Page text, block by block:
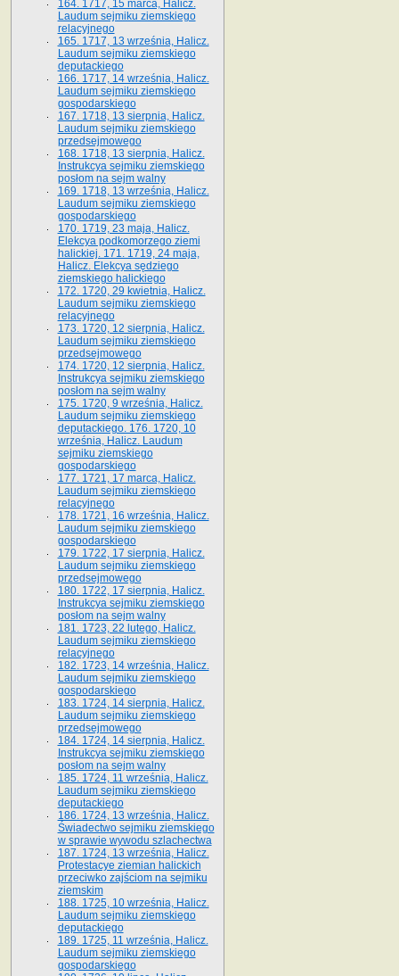
164. 1717, 15 marca, Halicz.
Laudum sejmiku ziemskiego
relacyjnego
165. 1717, 13 września, Halicz.
Laudum sejmiku ziemskiego
deputackiego
166. 1717, 14 września, Halicz.
Laudum sejmiku ziemskiego
gospodarskiego
167. 1718, 13 sierpnia, Halicz.
Laudum sejmiku ziemskiego
przedsejmowego
168. 1718, 13 sierpnia, Halicz.
Instrukcya sejmiku ziemskiego
posłom na sejm walny
169. 1718, 13 września, Halicz.
Laudum sejmiku ziemskiego
gospodarskiego
170. 1719, 23 maja, Halicz.
Elekcya podkomorzego ziemi
halickiej. 171. 1719, 24 maja,
Halicz. Elekcya sędziego
ziemskiego halickiego
172. 1720, 29 kwietnia, Halicz.
Laudum sejmiku ziemskiego
relacyjnego
173. 1720, 12 sierpnia, Halicz.
Laudum sejmiku ziemskiego
przedsejmowego
174. 1720, 12 sierpnia, Halicz.
Instrukcya sejmiku ziemskiego
posłom na sejm walny
175. 1720, 9 września, Halicz.
Laudum sejmiku ziemskiego
deputackiego. 176. 1720, 10
września, Halicz. Laudum
sejmiku ziemskiego
gospodarskiego
177. 1721, 17 marca, Halicz.
Laudum sejmiku ziemskiego
relacyjnego
178. 1721, 16 września, Halicz.
Laudum sejmiku ziemskiego
gospodarskiego
179. 1722, 17 sierpnia, Halicz.
Laudum sejmiku ziemskiego
przedsejmowego
180. 1722, 17 sierpnia, Halicz.
Instrukcya sejmiku ziemskiego
posłom na sejm walny
181. 1723, 22 lutego, Halicz.
Laudum sejmiku ziemskiego
relacyjnego
182. 1723, 14 września, Halicz.
Laudum sejmiku ziemskiego
gospodarskiego
183. 1724, 14 sierpnia, Halicz.
Laudum sejmiku ziemskiego
przedsejmowego
184. 1724, 14 sierpnia, Halicz.
Instrukcya sejmiku ziemskiego
posłom na sejm walny
185. 1724, 11 września, Halicz.
Laudum sejmiku ziemskiego
deputackiego
186. 1724, 13 września, Halicz.
Świadectwo sejmiku ziemskiego
w sprawie wywodu szlachectwa
187. 1724, 13 września, Halicz.
Protestacye ziemian halickich
przeciwko zajściom na sejmiku
ziemskim
188. 1725, 10 września, Halicz.
Laudum sejmiku ziemskiego
deputackiego
189. 1725, 11 września, Halicz.
Laudum sejmiku ziemskiego
gospodarskiego